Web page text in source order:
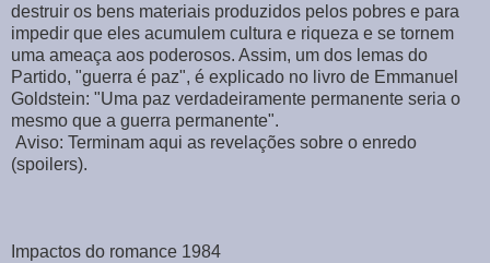
destruir os bens materiais produzidos pelos pobres e para
impedir que eles acumulem cultura e riqueza e se tornem
uma ameaça aos poderosos. Assim, um dos lemas do
Partido, "guerra é paz", é explicado no livro de Emmanuel
Goldstein: "Uma paz verdadeiramente permanente seria o
mesmo que a guerra permanente".
Aviso: Terminam aqui as revelações sobre o enredo
(spoilers).
Impactos do romance 1984